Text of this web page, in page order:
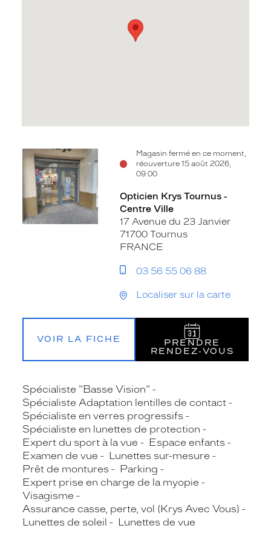
Magasin fermé en ce moment,
réouverture 15 août 2026,
09:00
Voir
fiche
Opticien Krys Tournus -
Centre Ville
17 Avenue du 23 Janvier
71700 Tournus
FRANCE
03 56 55 06 88
Localiser sur la carte
VOIR LA FICHE
PRENDRE
RENDEZ‑VOUS
Spécialiste "Basse Vision"
Spécialiste Adaptation lentilles de contact
Spécialiste en verres progressifs
Spécialiste en lunettes de protection
Expert du sport à la vue
Espace enfants
Examen de vue
Lunettes sur-mesure
Prêt de montures
Parking
Expert prise en charge de la myopie
Visagisme
Assurance casse, perte, vol (Krys Avec Vous)
Lunettes de soleil
Lunettes de vue